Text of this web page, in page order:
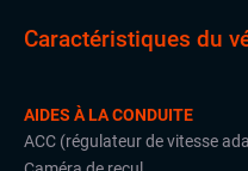
Caractéristiques du
AIDES À LA CONDUITE
ACC (régulateur de vitesse